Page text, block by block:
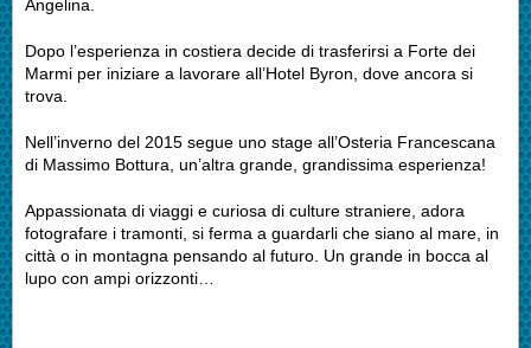
Angelina.
Dopo l’esperienza in costiera decide di trasferirsi a Forte dei
Marmi per iniziare a lavorare all’Hotel Byron, dove ancora si
trova.
Nell’inverno del 2015 segue uno stage all’Osteria Francescana
di Massimo Bottura, un’altra grande, grandissima esperienza!
Appassionata di viaggi e curiosa di culture straniere, adora
fotografare i tramonti, si ferma a guardarli che siano al mare, in
città o in montagna pensando al futuro. Un grande in bocca al
lupo con ampi orizzonti…